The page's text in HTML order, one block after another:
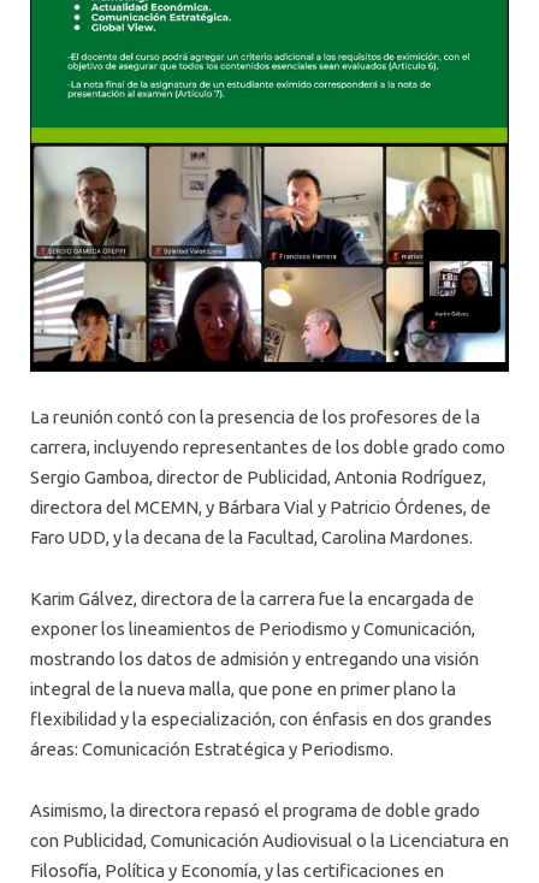
La reunión contó con la presencia de los profesores de la
carrera, incluyendo representantes de los doble grado como
Sergio Gamboa, director de Publicidad, Antonia Rodríguez,
directora del MCEMN, y Bárbara Vial y Patricio Órdenes, de
Faro UDD, y la decana de la Facultad, Carolina Mardones.
Karim Gálvez, directora de la carrera fue la encargada de
exponer los lineamientos de Periodismo y Comunicación,
mostrando los datos de admisión y entregando una visión
integral de la nueva malla, que pone en primer plano la
flexibilidad y la especialización, con énfasis en dos grandes
áreas: Comunicación Estratégica y Periodismo.
Asimismo, la directora repasó el programa de doble grado
con Publicidad, Comunicación Audiovisual o la Licenciatura en
Filosofía, Política y Economía, y las certificaciones en